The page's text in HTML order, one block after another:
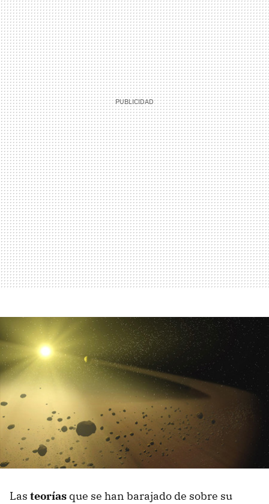
Las teorías que se han barajado de sobre su